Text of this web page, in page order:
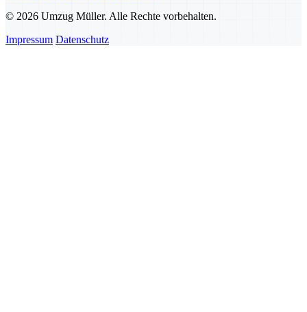
© 2026 Umzug Müller. Alle Rechte vorbehalten.
Impressum Datenschutz